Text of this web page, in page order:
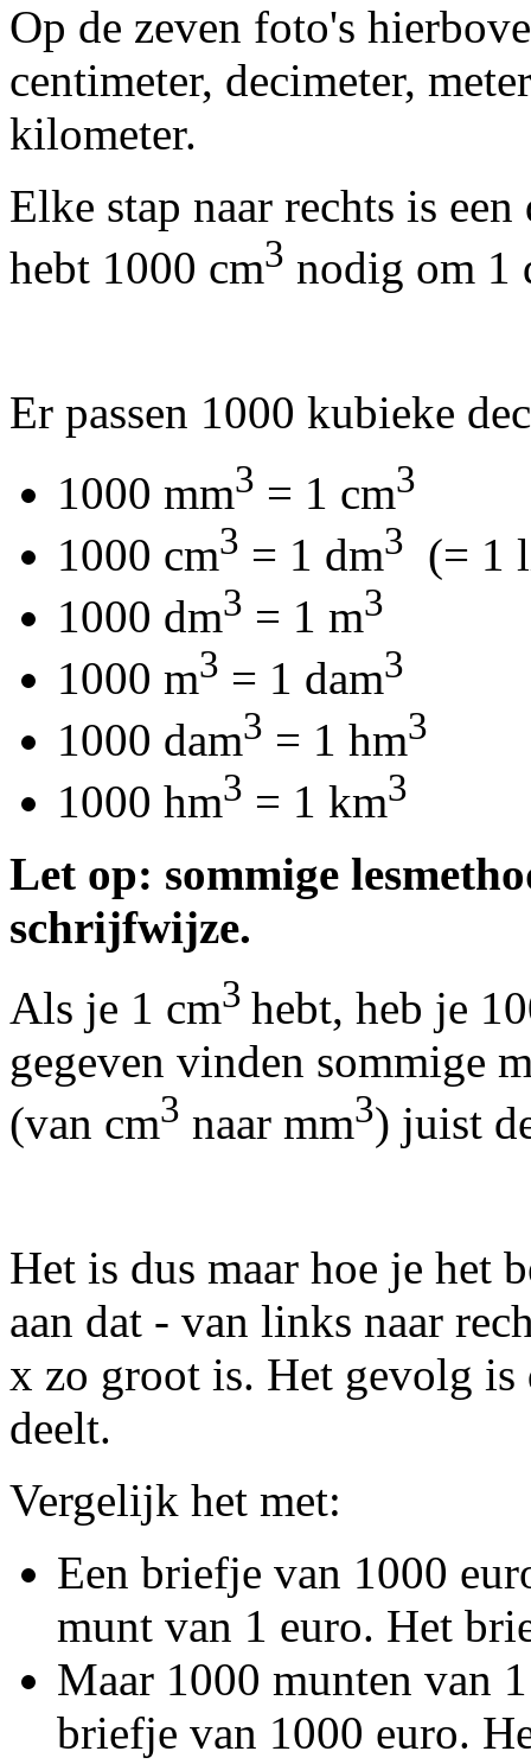
Op de zeven foto's h
centimeter, decimeter,
kilometer.
Elke stap naar rechts is
hebt 1000 cm3 nodig om 1
Er passen 1000 kubieke
1000 mm3 = 1 cm3
1000 cm3 = 1 dm3
(= 1
1000 dm3 = 1 m3
1000 m3 = 1 dam3
1000 dam3 = 1 hm3
1000 hm3 = 1 km3
Let op: sommige
schrijfwijze.
Als je 1 cm3 hebt, heb je
gegeven vinden sommige
(van cm3 naar mm3) juist
Het is dus maar hoe je het
aan dat - van links naar
x zo groot is. Het gevolg
deelt.
Vergelijk het met:
Een briefje van 1000
munt van 1 euro. Het
Maar 1000 munten van
briefje van 1000 euro.